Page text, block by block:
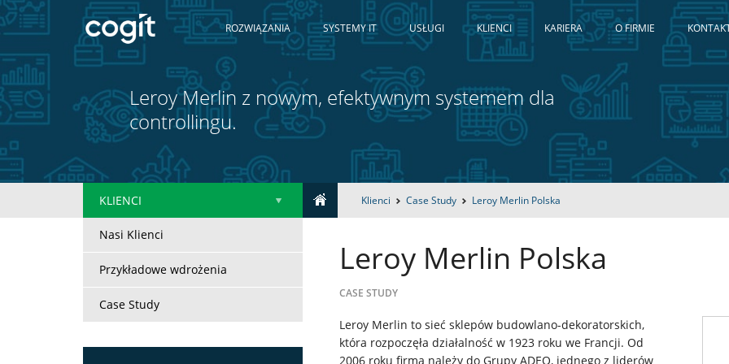
Home
ROZWIĄZANIA SYSTEMY IT USŁUGI KLIENCI KARIERA O FIRMIE
Leroy Merlin z nowym, efektywnym systemem dla
controllingu.
Klienci Case Study Leroy Merlin Polska
KLIENCI
Nasi Klienci
Przykładowe wdrożenia
Case Study
Leroy Merlin Polska
CASE STUDY
Leroy Merlin to sieć sklepów budowlano-dekoratorskich,
która rozpoczęła działalność w 1923 roku we Francji. Od
2006 roku firma należy do Grupy ADEO, jednego z liderów